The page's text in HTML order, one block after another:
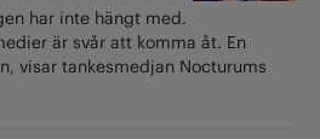
har inte hängt med.
är svår att komma åt. En
visar tankesmedjan Nocturums